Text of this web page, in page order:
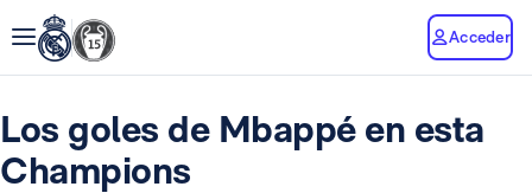
Acceder
Los goles de Mbappé en esta
Champions